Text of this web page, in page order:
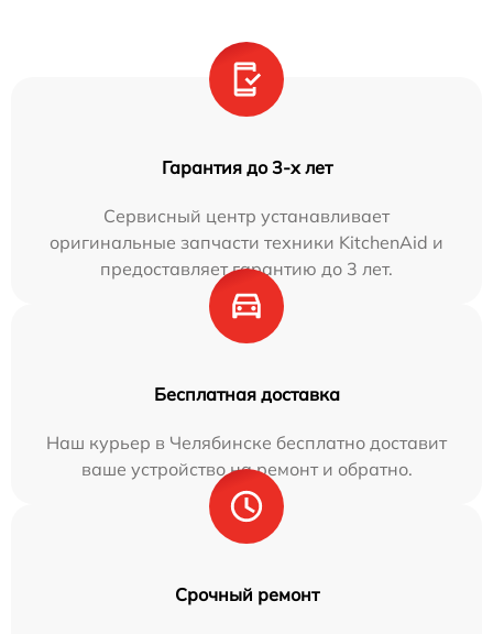
Гарантия до 3-х лет
Сервисный центр устанавливает
оригинальные запчасти техники KitchenAid и
предоставляет гарантию до 3 лет.
Бесплатная доставка
Наш курьер в Челябинске бесплатно доставит
ваше устройство на ремонт и обратно.
Срочный ремонт